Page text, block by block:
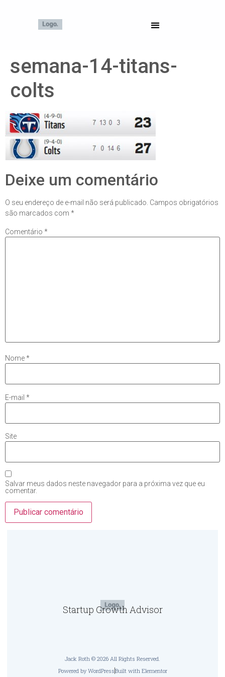
semana-14-titans-
colts
Deixe um comentário
O seu endereço de e-mail não será publicado. Campos obrigatórios
são marcados com *
Comentário *
Nome*
E-mail *
Site
Salvar meus dados neste navegador para a próxima vez que eu
comentar.
Startup Growth Advisor
Jack Roth © 2026 All Rights Reserved.
Powered by WordPressBuilt with Elementor